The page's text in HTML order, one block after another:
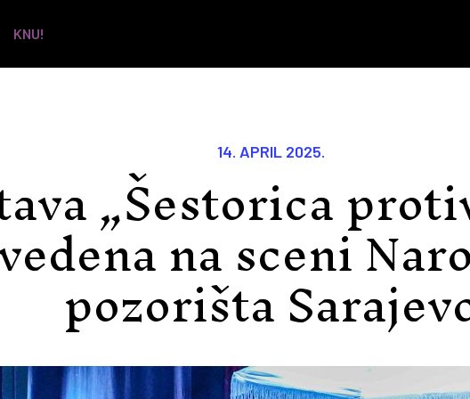
KNU!
14. APRIL 2025.
„Šestorica
na sceni
pozorišta